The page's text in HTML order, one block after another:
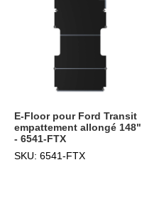
E-Floor pour Ford Transit
empattement allongé 148"
- 6541-FTX
SKU: 6541-FTX